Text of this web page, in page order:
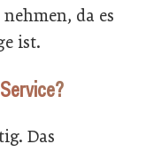
da es
ist.
Das